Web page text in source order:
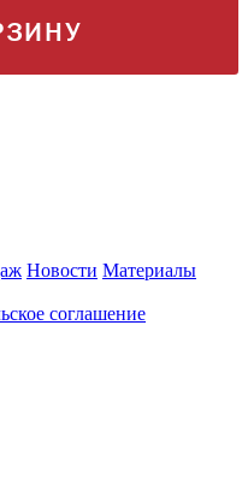
Новости Материалы
соглашение